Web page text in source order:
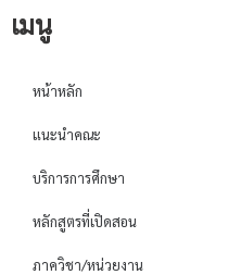
เมนู
หน้าหลัก
แนะนำคณะ
บริการการศึกษา
หลักสูตรที่เปิดสอน
ภาควิชา/หน่วยงาน